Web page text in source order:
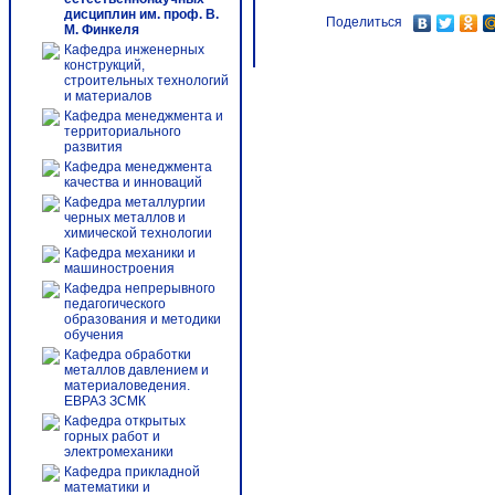
дисциплин им. проф. В.
М. Финкеля
Кафедра инженерных
конструкций,
строительных технологий
и материалов
Кафедра менеджмента и
территориального
развития
Кафедра менеджмента
качества и инноваций
Кафедра металлургии
черных металлов и
химической технологии
Кафедра механики и
машиностроения
Кафедра непрерывного
педагогического
образования и методики
обучения
Кафедра обработки
металлов давлением и
материаловедения.
ЕВРАЗ ЗСМК
Кафедра открытых
горных работ и
электромеханики
Кафедра прикладной
математики и
Поделиться